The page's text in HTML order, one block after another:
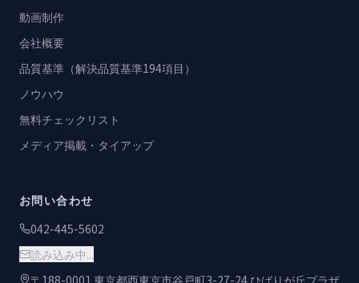
動画制作
会社概要
品質基準（解決品質基準194項目）
ノウハウ
無料チェックリスト
メディア掲載・タイアップ
お問い合わせ
042-445-5602
読み込み中...
〒188-0001 東京都西東京市谷戸町3-27-24 ひばりが丘プラザ